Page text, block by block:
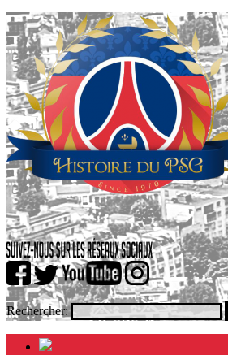
Rechercher: